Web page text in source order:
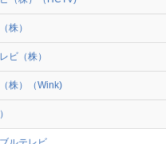
株）
ビ（株）
株）（Wink)